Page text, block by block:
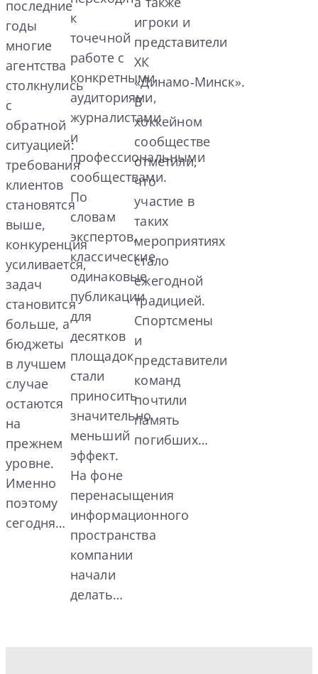
последние
годы
многие
агентства
столкнулись
с
обратной
ситуацией:
требования
клиентов
становятся
выше,
конкуренция
усиливается,
задач
становится
больше, а
бюджеты
в лучшем
случае
остаются
на
прежнем
уровне.
Именно
поэтому
сегодня…
к
точечной
работе с
конкретными
аудиториями,
журналистами
и
профессиональными
сообществами.
По
словам
экспертов,
классические
одинаковые
публикации
для
десятков
площадок
стали
приносить
значительно
меньший
эффект.
На фоне
перенасыщения
информационного
пространства
компании
начали
делать…
игроки и
представители
ХК
«Динамо‑Минск».
В
хоккейном
сообществе
отметили,
что
участие в
таких
мероприятиях
стало
ежегодной
традицией.
Спортсмены
и
представители
команд
почтили
память
погибших…